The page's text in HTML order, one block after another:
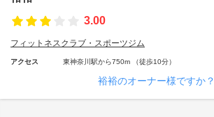
3.00
フィットネスクラブ・スポーツジム
アクセス 東神奈川駅から750m （徒歩10分）
裕裕のオーナー様ですか？